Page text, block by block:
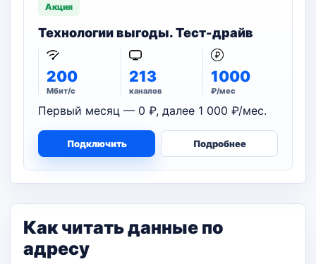
Акция
Технологии выгоды. Тест-драйв
200
Мбит/с
213
каналов
1000
₽/мес
Первый месяц — 0 ₽, далее 1 000 ₽/мес.
Подключить Подробнее
Как читать данные по
адресу